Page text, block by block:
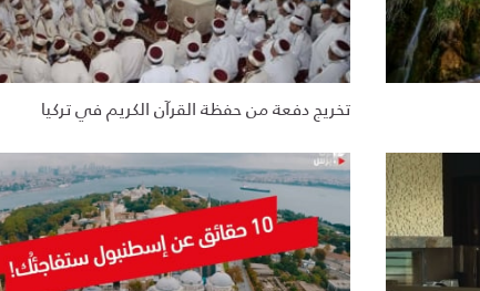
تخريج دفعة من حفظة القرآن الكريم في تركيا